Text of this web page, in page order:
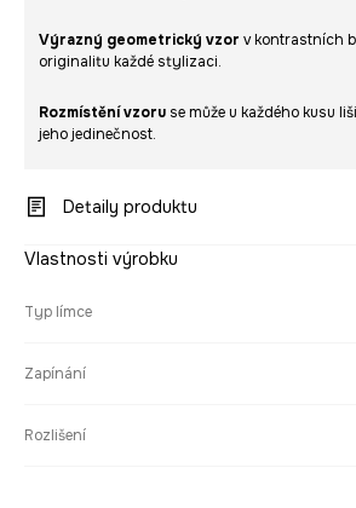
Výrazný geometrický vzor v kontrastních
originalitu každé stylizaci.
Rozmístění vzoru se může u každého kusu
jeho jedinečnost.
Detaily produktu
Vlastnosti výrobku
Typ límce
Zapínání
Rozlišení